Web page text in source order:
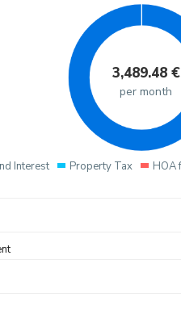
3,489.48€
per month
Interest Property Tax
HOA